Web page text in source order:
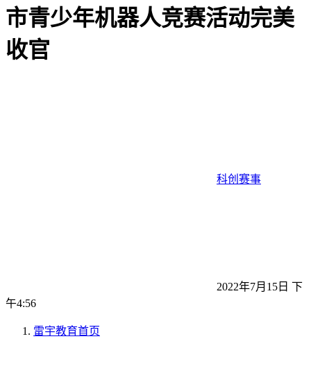
市青少年机器人竞赛活动完美
收官
科创赛事
2022年7月15日 下
午4:56
雷宇教育首页